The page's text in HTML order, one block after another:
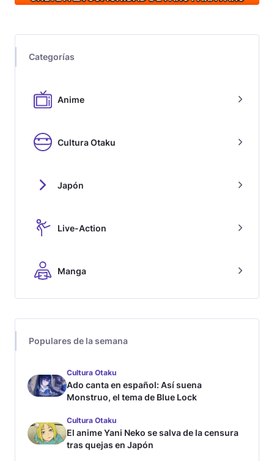
Categorías
Anime
Cultura Otaku
Japón
Live-Action
Manga
Populares de la semana
Cultura Otaku
Ado canta en español: Así suena
Monstruo, el tema de Blue Lock
Cultura Otaku
El anime Yani Neko se salva de la censura
tras quejas en Japón